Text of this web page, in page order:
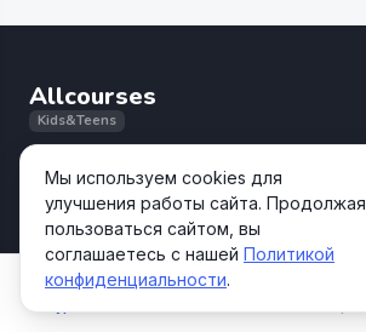
Allcourses
Kids&Teens
подростков.
НАВИГАЦИЯ
Мы используем cookies для
улучшения работы сайта. Продолжая
пользоваться сайтом, вы
соглашаетесь с нашей Политикой
конфиденциальности.